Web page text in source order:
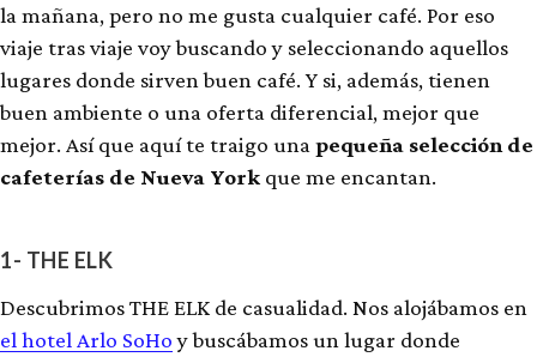
la mañana, pero no me gusta cualquier café. Por eso
viaje tras viaje voy buscando y seleccionando aquellos
lugares donde sirven buen café. Y si, además, tienen
buen ambiente o una oferta diferencial, mejor que
mejor. Así que aquí te traigo una pequeña selección de
cafeterías de Nueva York que me encantan.
1- THE ELK
Descubrimos THE ELK de casualidad. Nos alojábamos en
el hotel Arlo SoHoy buscábamos un lugar donde